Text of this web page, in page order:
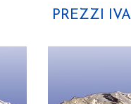
PREZZI